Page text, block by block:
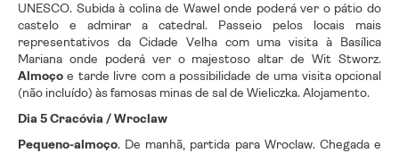
UNESCO. Subida à colina de Wawel onde poderá ver o pátio do
castelo e admirar a catedral. Passeio pelos locais mais
representativos da Cidade Velha com uma visita à Basílica
Mariana onde poderá ver o majestoso altar de Wit Stworz.
Almoçoe tarde livre com a possibilidade de uma visita opcional
(não incluído) às famosas minas de sal de Wieliczka. Alojamento.
Dia 5 Cracóvia / Wroclaw
Pequeno-almoço. De manhã, partida para Wroclaw. Chegada e